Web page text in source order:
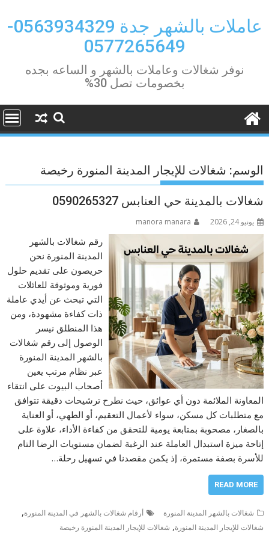
content
عاملات بالشهر جدة 0563934329-
0577265649
نوفر شغالات وعاملات بالشهر و الساعه بجده
بخصومات تصل 30%
الوسم: شغالات للإيجار المدينة المنورة رخيصة
شغالات بالمدينة حي العنابس 0590265327
يونيو 24, 2026 manora manara
رقم شغالات بالشهر
المدينة المنورة نحن
حريصون على تقديم حلول
فورية وموثوقة للعائلات
التي تبحث عن أيدي عاملة
ذات كفاءة مشهودة، ومن
هذا المنطلق نيسر
الوصول إلى رقم شغالات
بالشهر المدينة المنورة
عبر نظام مرتب يعين
أصحاب البيوت على انتقاء
المعاونة الملائمة دون أي عوائق، حيث نطرح ترشيحات دقيقة تتوافق
مع متطلبات كل مسكن، سواء لأعمال التعقيم، أو الطهي، أو العناية
بالصغار، مصحوبة بمتابعة يومية للتحقق من كفاءة الأداء، علاوة على
إتاحة ميزة استبدال العاملة عند الرغبة لضمان مستويات الرضا التام
للأسرة بصفة مستمرة، إذ يكمن مقصدنا في تسهيل رحلة…
READ MORE
شغالات بالشهر المدينة المنورة أرقام شغالات بالشهر في المدينة المنورة,
شغالات للإيجار المدينة المنورة, شغالات للإيجار المدينة المنورة رخيصة